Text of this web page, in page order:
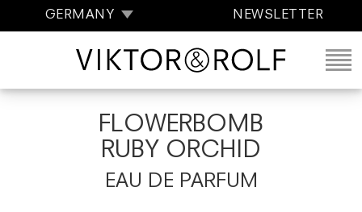
GERMANY NEWSLETTER
FLOWERBOMB
RUBY ORCHID
EAU DE PARFUM